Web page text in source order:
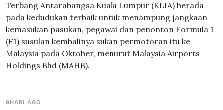
Terbang Antarabangsa Kuala Lumpur (KLIA) berada
pada kedudukan terbaik untuk menampung jangkaan
kemasukan pasukan, pegawai dan penonton Formula 1
(F1) susulan kembalinya sukan permotoran itu ke
Malaysia pada Oktober, menurut Malaysia Airports
Holdings Bhd (MAHB).
9HARI AGO